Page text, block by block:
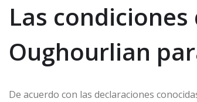
Las
Oughourlian
De acuerdo con las declaraciones